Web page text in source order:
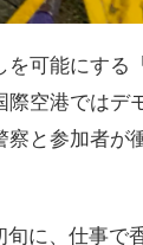
を可能にす
空港ではデ
と参加者が
に、仕事で